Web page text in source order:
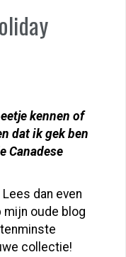
kennen of
dat ik gek ben
Canadese
dan even
mijn oude blog
collectie!